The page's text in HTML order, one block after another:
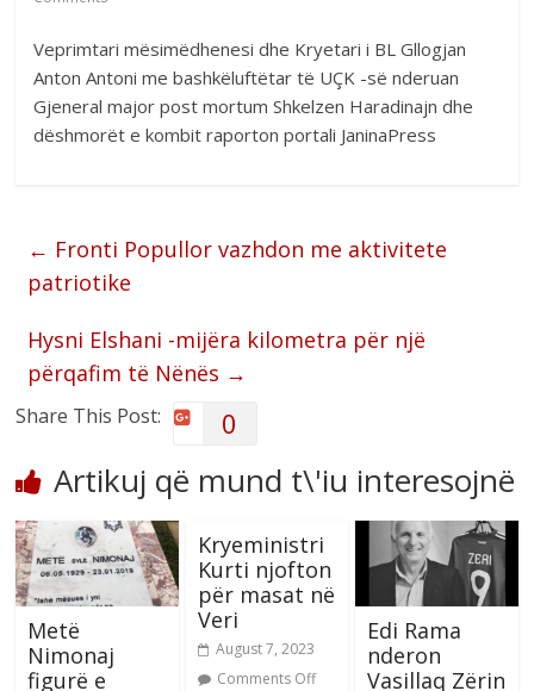
Veprimtari mësimëdhenesi dhe Kryetari i BL Gllogjan
Anton Antoni me bashkëluftëtar të UÇK -së nderuan
Gjeneral major post mortum Shkelzen Haradinajn dhe
dëshmorët e kombit raporton portali JaninaPress
← Fronti Popullor vazhdon me aktivitete
patriotike
Hysni Elshani -mijëra kilometra për një
përqafim të Nënës →
Share This Post: 0
Artikuj që mund t\'iu interesojnë
Metë
Nimonaj
figurë e
Kryeministri
Kurti njofton
për masat në
Veri
August 7, 2023
Comments Off
Edi Rama
nderon
Vasillaq Zërin